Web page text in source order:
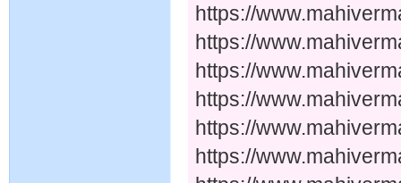
https://
https://
https://
https://
https://
https://